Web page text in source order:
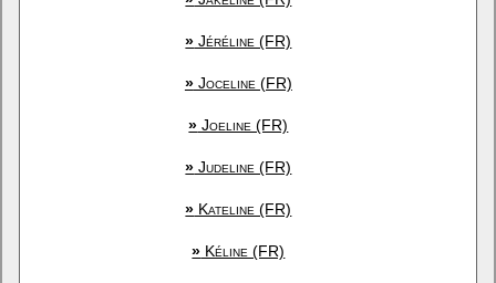
» Jéréline (FR)
»Joceline (FR)
» Joeline (FR)
» Judeline (FR)
» Kateline (FR)
» Kéline (FR)